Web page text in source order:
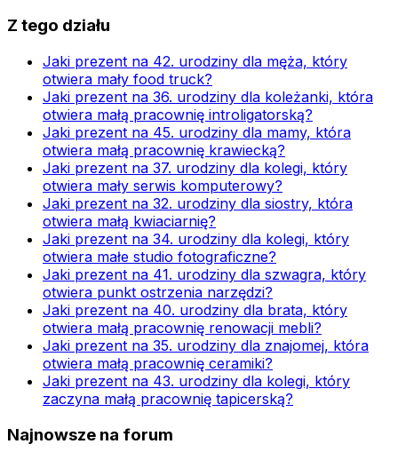
Z tego działu
Jaki prezent na 42. urodziny dla męża, który
otwiera mały food truck?
Jaki prezent na 36. urodziny dla koleżanki, która
otwiera małą pracownię introligatorską?
Jaki prezent na 45. urodziny dla mamy, która
otwiera małą pracownię krawiecką?
Jaki prezent na 37. urodziny dla kolegi, który
otwiera mały serwis komputerowy?
Jaki prezent na 32. urodziny dla siostry, która
otwiera małą kwiaciarnię?
Jaki prezent na 34. urodziny dla kolegi, który
otwiera małe studio fotograficzne?
Jaki prezent na 41. urodziny dla szwagra, który
otwiera punkt ostrzenia narzędzi?
Jaki prezent na 40. urodziny dla brata, który
otwiera małą pracownię renowacji mebli?
Jaki prezent na 35. urodziny dla znajomej, która
otwiera małą pracownię ceramiki?
Jaki prezent na 43. urodziny dla kolegi, który
zaczyna małą pracownię tapicerską?
Najnowsze na forum